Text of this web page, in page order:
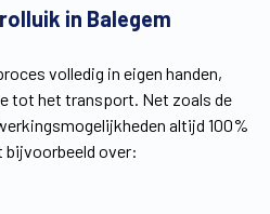
in Balegem
volledig in eigen handen,
tot het transport. Net zoals de
altijd 100%
bijvoorbeeld over: